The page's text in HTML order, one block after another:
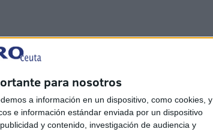
para nosotros
a información en un dispositivo, como cookies, y
e información estándar enviada por un dispositivo
y contenido, investigación de audiencia y
telefónico. La
email o de un